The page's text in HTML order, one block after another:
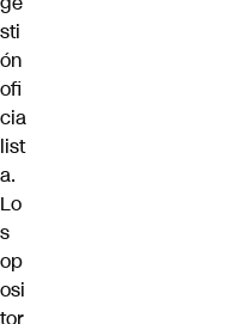
sti
ón
ofi
cia
list
a.
Lo
s
op
osi